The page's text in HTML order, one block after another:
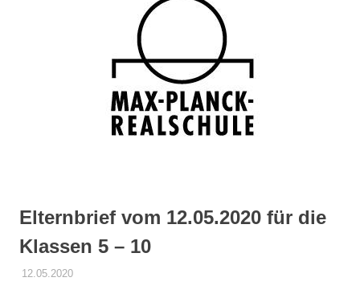
Elternbrief vom 12.05.2020 für die
Klassen 5 – 10
12.05.2020DANIEL SCHROEER
ALLGEMEIN